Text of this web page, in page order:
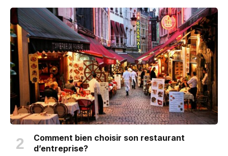
Comment bien choisir son restaurant
d’entreprise?